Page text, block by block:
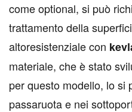
come optional, si può
trattamento della
altoresistenziale con
materiale, che è stato
per questo modello, lo si
passaruota e nei